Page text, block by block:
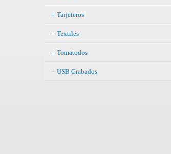
Tarjeteros
Textiles
Tomatodos
USB Grabados